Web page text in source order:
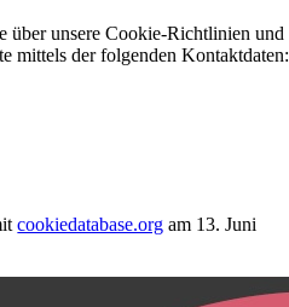
über unsere Cookie-Richtlinien und
mittels der folgenden Kontaktdaten:
cookiedatabase.org am 13. Juni